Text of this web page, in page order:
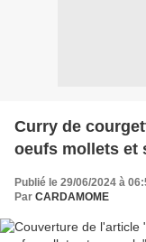
Curry de
oeufs mollets et
Publié le 29/06/2024 à
Par CARDAMOME